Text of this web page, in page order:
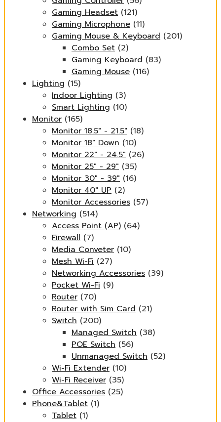
Gaming Headset (121)
Gaming Microphone (11)
Gaming Mouse & Keyboard (201)
Combo Set (2)
Gaming Keyboard (83)
Gaming Mouse (116)
Lighting (15)
Indoor Lighting (3)
Smart Lighting (10)
Monitor (165)
Monitor 18.5" - 21.5" (18)
Monitor 18" Down (10)
Monitor 22" - 24.5" (26)
Monitor 25" - 29" (35)
Monitor 30" - 39" (16)
Monitor 40" UP (2)
Monitor Accessories (57)
Networking (514)
Access Point (AP) (64)
Firewall (7)
Media Conveter (10)
Mesh Wi-Fi (27)
Networking Accessories (39)
Pocket Wi-Fi (9)
Router (70)
Router with Sim Card (21)
Switch (200)
Managed Switch (38)
POE Switch (56)
Unmanaged Switch (52)
Wi-Fi Extender (10)
Wi-Fi Receiver (35)
Office Accessories (25)
Phone&Tablet (1)
Tablet (1)